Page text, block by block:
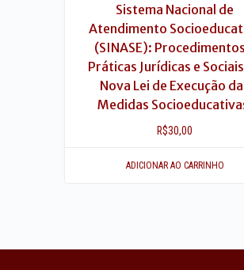
Sistema Nacional de
Atendimento
(SINASE):
Práticas Jurídicas e
Nova Lei de Execução
Medidas
R$30,00
ADICIONAR AO CARRINHO